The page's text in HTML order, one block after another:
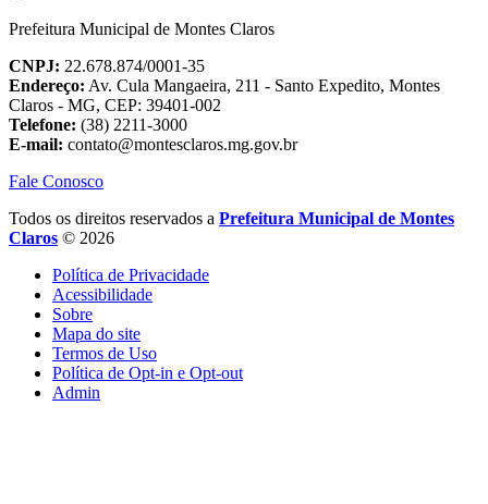
Prefeitura Municipal de Montes Claros
CNPJ: 22.678.874/0001-35
Endereço: Av. Cula Mangaeira, 211 - Santo Expedito, Montes
Claros - MG, CEP: 39401-002
Telefone: (38) 2211-3000
E-mail: contato@montesclaros.mg.gov.br
Fale Conosco
Todos os direitos reservados a Prefeitura Municipal de Montes
Claros © 2026
Política de Privacidade
Acessibilidade
Sobre
Mapa do site
Termos de Uso
Política de Opt-in e Opt-out
Admin